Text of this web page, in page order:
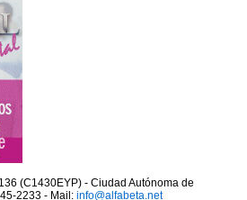
(C1430EYP) - Ciudad Autónoma de
2233 - Mail: info@alfabeta.net